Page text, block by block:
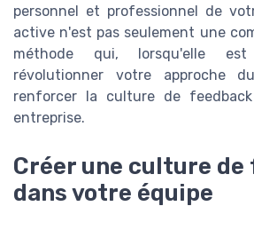
personnel et professionnel de
active n'est pas seulement une
méthode qui, lorsqu'elle
révolutionner votre approche
renforcer la culture de
entreprise.
Créer une culture de
dans votre équipe